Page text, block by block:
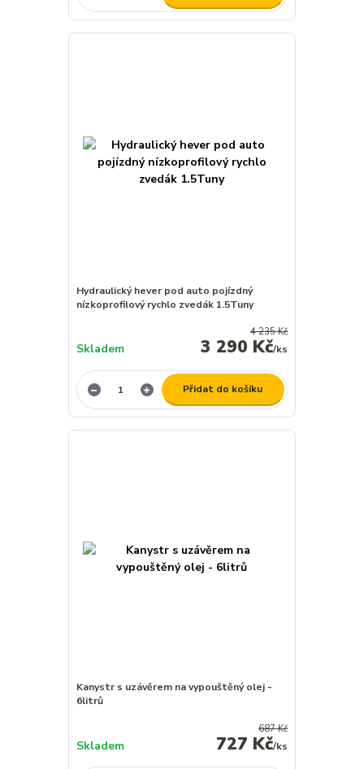
Hydraulický hever pod auto pojízdný
nízkoprofilový rychlo zvedák 1.5Tuny
4 235 Kč
3 290 Kč/ks
Skladem
Přidat do košíku
Kanystr s uzávěrem na vypouštěný olej -
6litrů
687 Kč
727 Kč/ks
Skladem